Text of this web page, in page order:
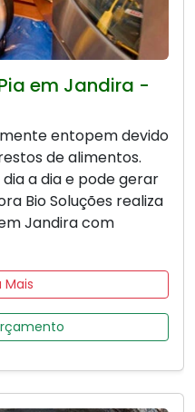
em Jandira -
entopem devido
de alimentos.
a dia e pode gerar
Bio Soluções realiza
Jandira com
Mais